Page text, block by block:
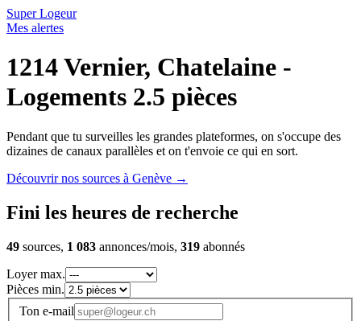
Super Logeur
Mes alertes
1214 Vernier, Chatelaine -
Logements 2.5 pièces
Pendant que tu surveilles les grandes plateformes, on s'occupe des
dizaines de canaux parallèles et on t'envoie ce qui en sort.
Découvrir nos sources à Genève →
Fini les heures de recherche
49 sources, 1 083 annonces/mois, 319 abonnés
Loyer max.
Pièces min.
Ton e-mail